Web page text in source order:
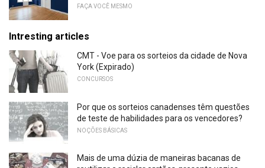
FAÇA VOCÊ MESMO
Intresting articles
CMT - Voe para os sorteios da cidade de Nova
York (Expirado)
CONCURSOS
Por que os sorteios canadenses têm questões
de teste de habilidades para os vencedores?
NOÇÕES BÁSICAS
Mais de uma dúzia de maneiras bacanas de